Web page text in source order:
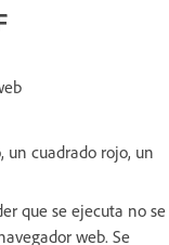
un cuadrado rojo, un
que se ejecuta no se
web. Se